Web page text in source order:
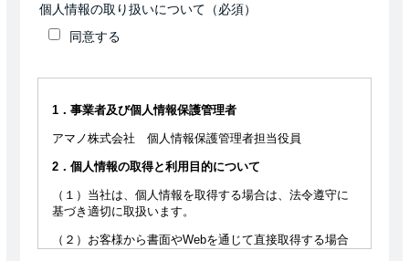
個人情報の取り扱いについて（必須）
同意する
1．事業者及び個人情報保護管理者
アマノ株式会社 個人情報保護管理者担当役員
2．個人情報の取得と利用目的について
（１）当社は、個人情報を取得する場合は、法令遵守に
基づき適切に取扱います。
（２）お客様から書面やWebを通じて直接取得する場合